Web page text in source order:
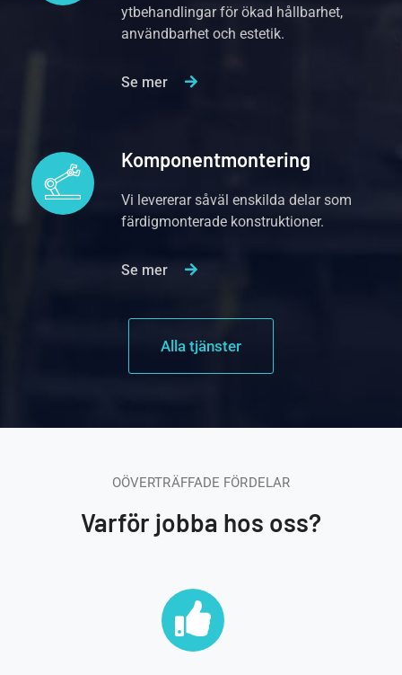
ytbehandlingar för ökad hållbarhet,
användbarhet och estetik.
Se mer
Komponentmontering
Vi levererar såväl enskilda delar som
färdigmonterade konstruktioner.
Se mer
Alla tjänster
OÖVERTRÄFFADE FÖRDELAR
Varför jobba hos oss?